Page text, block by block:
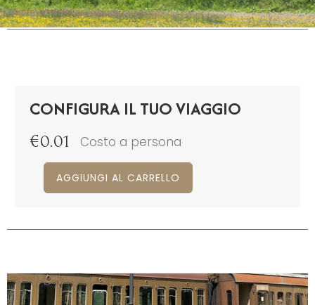
CONFIGURA IL TUO VIAGGIO
€0.01 Costo a persona
AGGIUNGI AL CARRELLO